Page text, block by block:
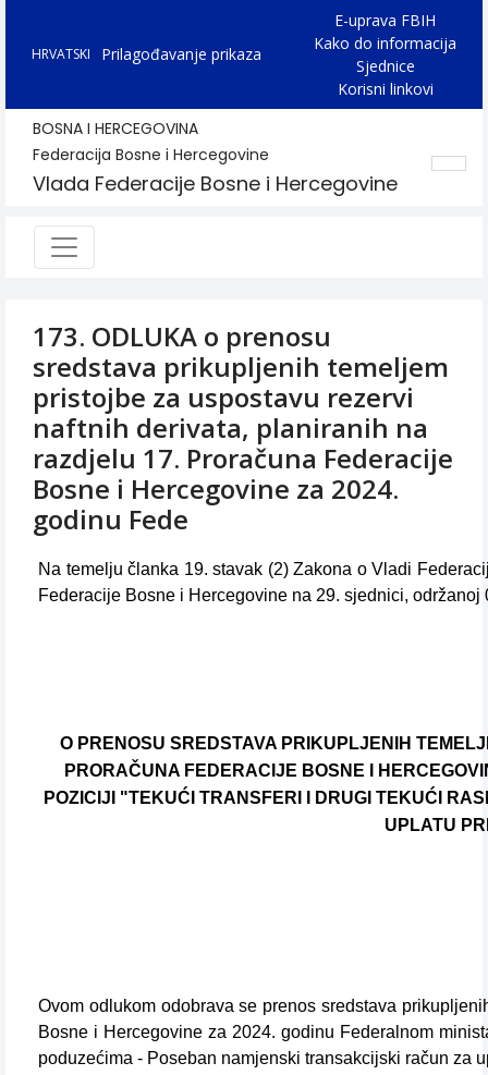
HRVATSKI Prilagođavanje prikaza
E-uprava FBIH
Kako do informacija
Sjednice
Korisni linkovi
BOSNA I HERCEGOVINA
Federacija Bosne i Hercegovine
Vlada Federacije Bosne i Hercegovine
173. ODLUKA o prenosu
sredstava prikupljenih temeljem
pristojbe za uspostavu rezervi
naftnih derivata, planiranih na
razdjelu 17. Proračuna Federacije
Bosne i Hercegovine za 2024.
godinu Fede
Na temelju članka 19. stavak (2) Zakona o Vladi
Federacije Bosne i Hercegovine na 29. sjednici, održanoj
O PRENOSU SREDSTAVA PRIKUPLJENIH
PRORAČUNA FEDERACIJE BOSNE I
POZICIJI "TEKUĆI TRANSFERI I DRUGI TEKUĆI
UPLATU
Ovom odlukom odobrava se prenos sredstava
Bosne i Hercegovine za 2024. godinu Federalnom
poduzećima - Poseban namjenski transakcijski račun za